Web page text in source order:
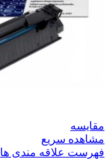
مقایسه
مشاهده سریع
فهرست علاقه مندی ها